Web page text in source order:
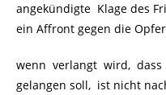
angekündigte Klage des
ein Affront gegen die
wenn verlangt wird,
gelangen soll, ist nicht